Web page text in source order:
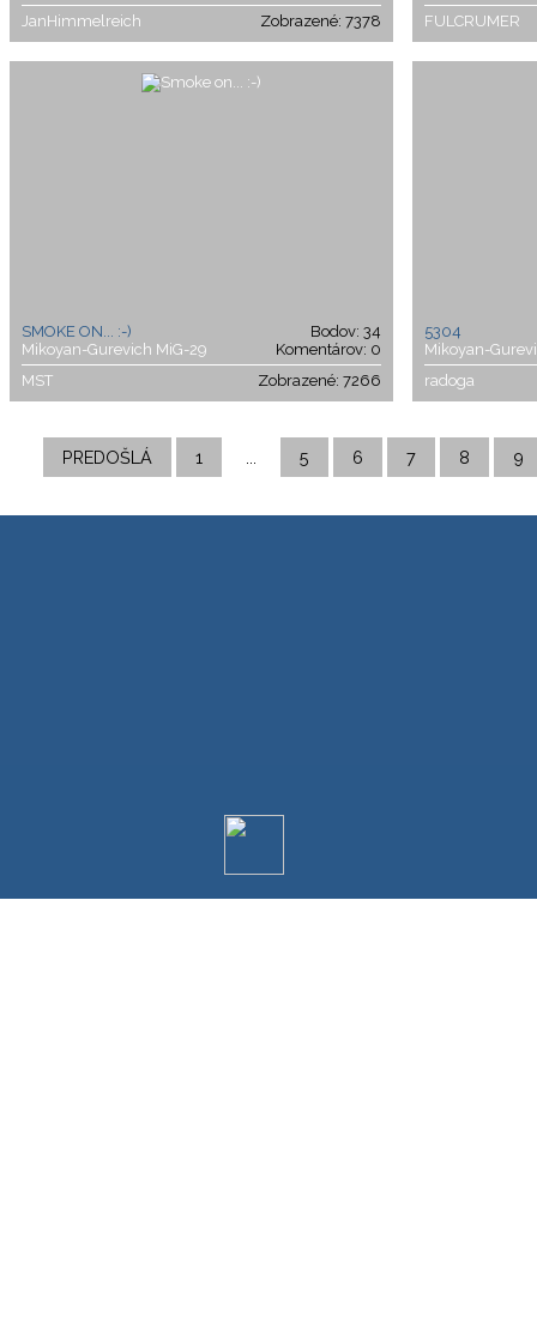
JanHimmelreich
Zobrazené: 7378
FULCRUMER
SMOKE ON... :-)
Bodov: 34
Mikoyan-Gurevich MiG-29
Komentárov: 0
MST
Zobrazené: 7266
5304
Mikoyan-
radoga
PREDOŠLÁ 1 5 6 7 8 9